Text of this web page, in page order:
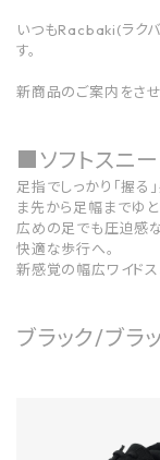
いつもRacbaki(ラク
す。
新商品のご案内をさせ
■ソフトスニ
足指でしっかり「握る
ま先から足幅までゆと
広めの足でも圧迫感
快適な歩行へ。
新感覚の幅広ワイドス
ブラック/ブラ